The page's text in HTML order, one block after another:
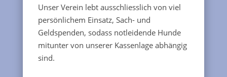
Unser Verein lebt ausschliesslich von viel
persönlichem Einsatz, Sach- und
Geldspenden, sodass notleidende Hunde
mitunter von unserer Kassenlage abhängig
sind.